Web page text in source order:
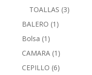
TOALLAS (3)
BALERO (1)
Bolsa (1)
CAMARA (1)
CEPILLO (6)